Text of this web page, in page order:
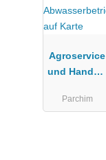
Agroservice
und Handels
Parchim